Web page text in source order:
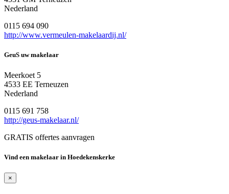
Nederland
0115 694 090
http://www.vermeulen-makelaardij.nl/
GeuS uw makelaar
Meerkoet 5
4533 EE Terneuzen
Nederland
0115 691 758
http://geus-makelaar.nl/
GRATIS offertes aanvragen
Vind een makelaar in Hoedekenskerke
×